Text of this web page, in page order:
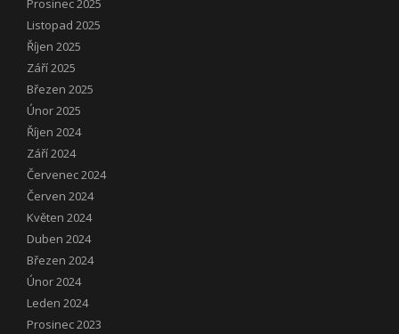
Prosinec 2025
Listopad 2025
Říjen 2025
Září 2025
Březen 2025
Únor 2025
Říjen 2024
Září 2024
Červenec 2024
Červen 2024
Květen 2024
Duben 2024
Březen 2024
Únor 2024
Leden 2024
Prosinec 2023